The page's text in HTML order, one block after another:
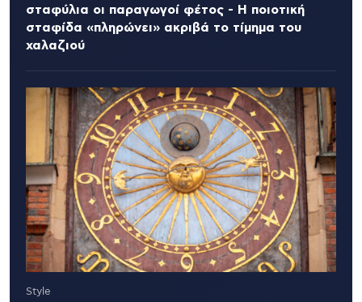
σταφύλια οι παραγωγοί φέτος - Η ποιοτική
σταφίδα «πληρώνει» ακριβά το τίμημα του
χαλαζιού
Style